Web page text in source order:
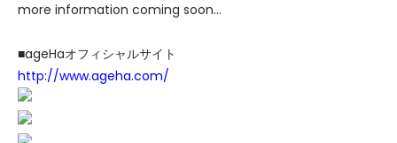
more information coming soon...
■ageHaオフィシャルサイト
http://www.ageha.com/